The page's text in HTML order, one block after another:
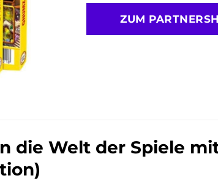
ZUM
die Welt der Spiele